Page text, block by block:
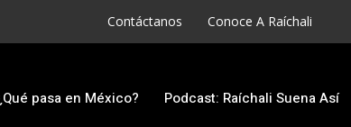
Contáctanos Conoce A Raíchali
pasa en México? Podcast: Raíchali Suena Así